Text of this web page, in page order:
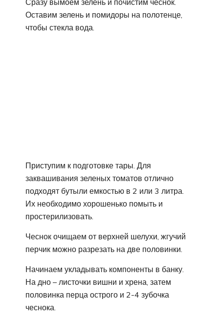
Сразу вымоем зелень и почистим чеснок.
Оставим зелень и помидоры на полотенце,
чтобы стекла вода.
Приступим к подготовке тары. Для
заквашивания зеленых томатов отлично
подходят бутыли емкостью в 2 или 3 литра.
Их необходимо хорошенько помыть и
простерилизовать.
Чеснок очищаем от верхней шелухи, жгучий
перчик можно разрезать на две половинки.
Начинаем укладывать компоненты в банку.
На дно – листочки вишни и хрена, затем
половинка перца острого и 2-4 зубочка
чеснока.